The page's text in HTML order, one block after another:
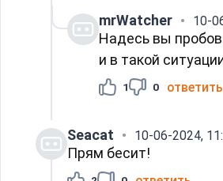
mrWatcher 10-
Надесь вы
и в такой
1 0 ответить
Seacat 10-06-2024,
Прям бесит!